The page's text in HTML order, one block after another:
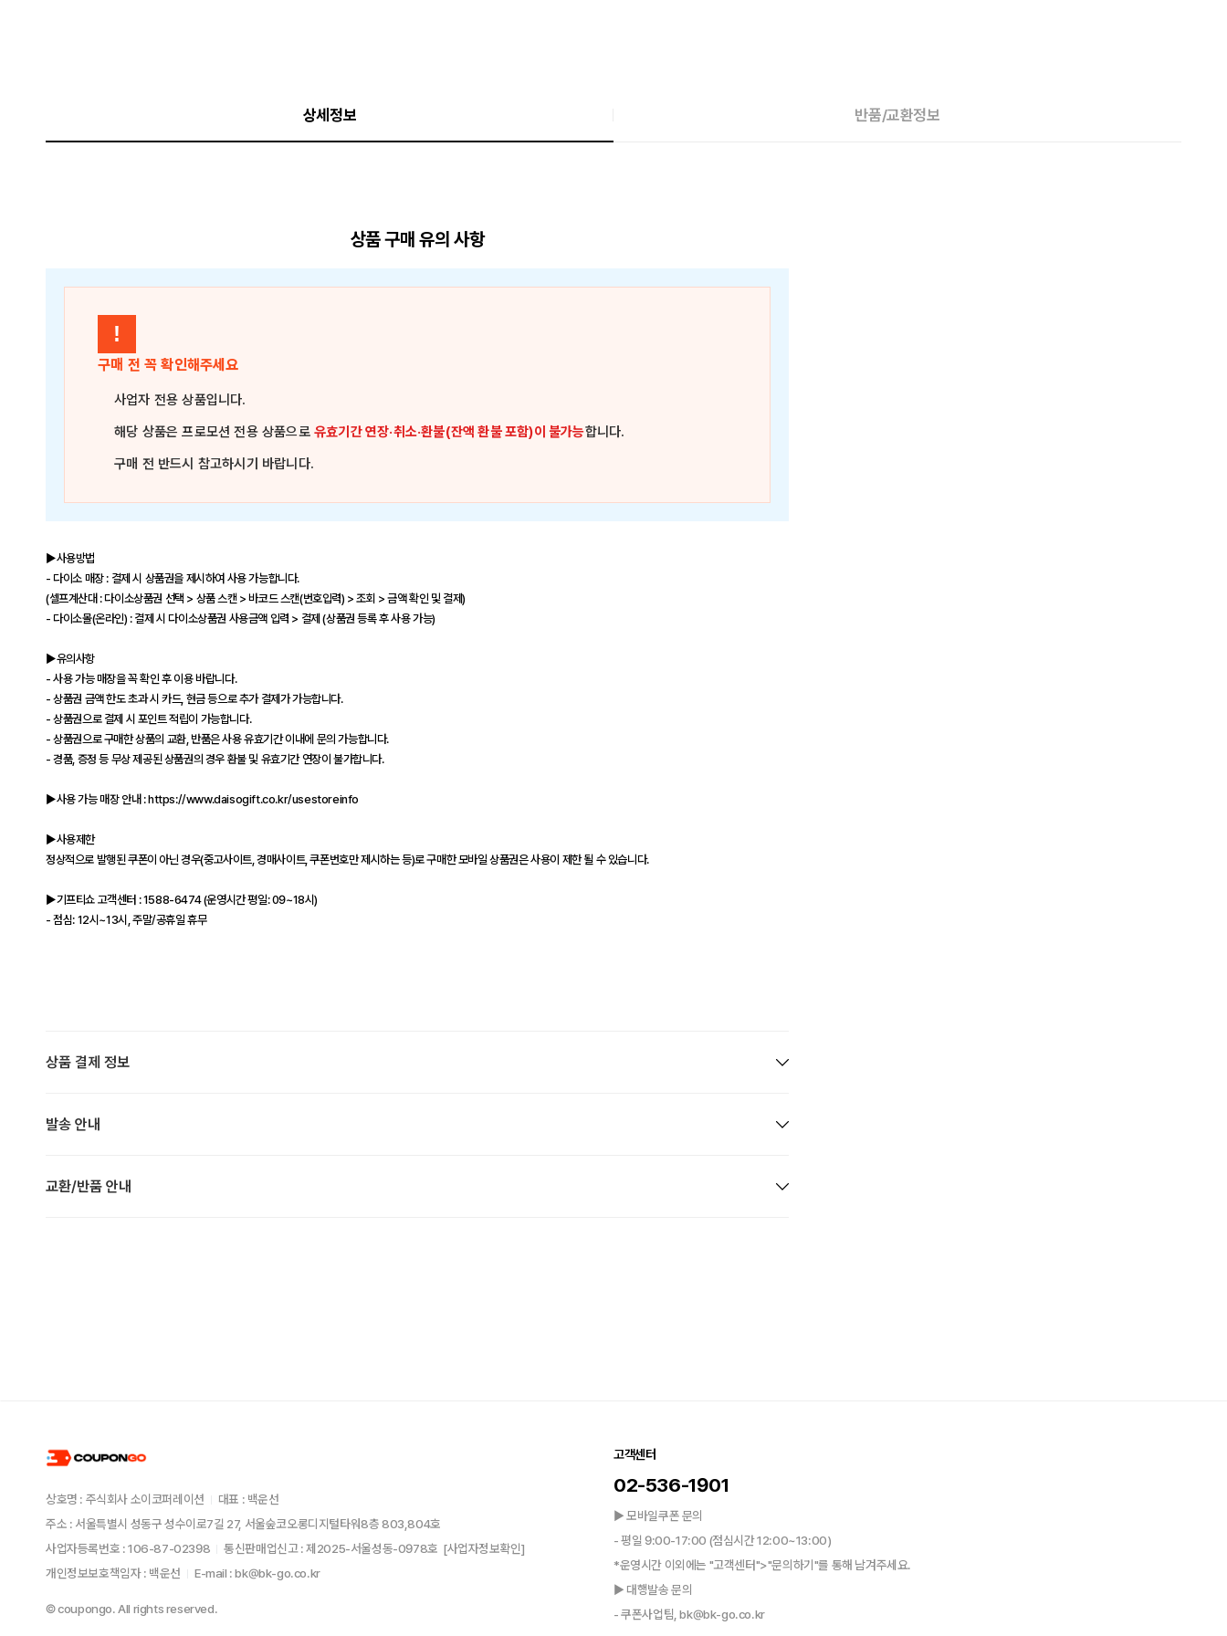
상세정보 반품/교환정보
상품 구매 유의 사항
!
구매 전 꼭 확인해주세요
사업자 전용 상품입니다.
해당 상품은프로모션 전용 상품으로유효기간 연장·취소·환불(잔액 환불 포함)이 불가능합니다.
구매 전 반드시 참고하시기 바랍니다.
▶사용방법
- 다이소 매장 : 결제 시 상품권을 제시하여 사용 가능합니다.
(셀프계산대 : 다이소상품권 선택 > 상품 스캔 > 바코드 스캔(번호입력) > 조회 > 금액 확인 및 결제)
- 다이소몰(온라인) : 결제 시 다이소상품권 사용금액 입력 > 결제 (상품권 등록 후 사용 가능)
▶유의사항
- 사용 가능 매장을 꼭 확인 후 이용 바랍니다.
- 상품권 금액 한도 초과 시 카드, 현금 등으로 추가 결제가 가능합니다.
- 상품권으로 결제 시 포인트 적립이 가능합니다.
- 상품권으로 구매한 상품의 교환, 반품은 사용 유효기간 이내에 문의 가능합니다.
- 경품, 증정 등 무상 제공된 상품권의 경우 환불 및 유효기간 연장이 불가합니다.
▶사용 가능 매장 안내 :https://www.daisogift.co.kr/usestoreinfo
▶사용제한
정상적으로 발행된 쿠폰이 아닌 경우(중고사이트, 경매사이트, 쿠폰번호만 제시하는 등)로 구매한 모바일 상품권은 사용이 제한 될 수 있습니다.
▶기프티쇼 고객센터 : 1588-6474 (운영시간 평일: 09~18시)
- 점심: 12시~13시, 주말/공휴일 휴무
상품 결제 정보
발송 안내
교환/반품 안내
상호명 : 주식회사 소이코퍼레이션
대표 : 백운선
주소 : 서울특별시 성동구 성수이로7길 27, 서울숲코오롱디지털타워8층 803,804호
사업자등록번호 : 106-87-02398
통신판매업신고 : 제2025-서울성동-0978호 [사업자정보확인]
개인정보보호책임자 : 백운선
E-mail : bk@bk-go.co.kr
© coupongo. All rights reserved.
고객센터
02-536-1901
▶ 모바일쿠폰 문의
- 평일 9:00-17:00 (점심시간 12:00~13:00)
*운영시간 이외에는 "고객센터">"문의하기"를 통해 남겨주세요.
▶ 대행발송 문의
- 쿠폰사업팀, bk@bk-go.co.kr